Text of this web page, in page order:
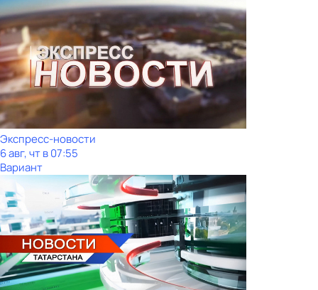
Экспресс-новости
6 авг, чт в 07:55
Вариант